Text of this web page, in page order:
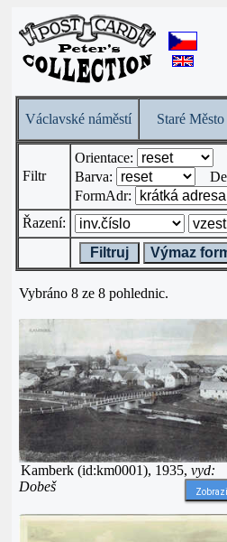
Václavské náměstí Staré Město
Filtr
Orientace:
Barva:
FormAdr:
Řazení:
Filtruj
Výmaz
Vybráno 8 ze 8 pohlednic.
Kamberk (id:km0001), 1935, vyd:
Dobeš